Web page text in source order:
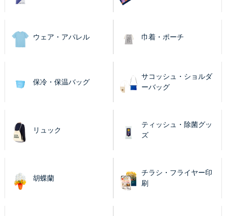
ウェア・アパレル 巾着・ポーチ
保冷・保温バッグ
サコッシュ・ショルダ
ーバッグ
リュック
ティッシュ・除菌グッ
ズ
胡蝶蘭
チラシ・フライヤー印
刷